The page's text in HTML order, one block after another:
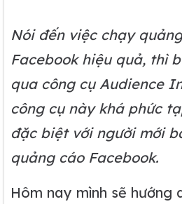
Nói đến việc chạy
Facebook hiệu quả, thì
qua công cụ Audience
công cụ này khá phức
đặc biệt với người mới
quảng cáo Facebook.
Hôm nay mình sẽ hướng